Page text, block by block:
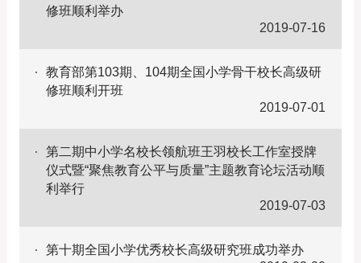
修班顺利举办
2019-07-16
教育部第103期、104期全国小学骨干校长高级研
修班顺利开班
2019-07-01
第二期中小学名校长领航班王羽校长工作室授牌
仪式暨“聚焦教育公平与质量”主题教育论坛活动顺
利举行
2019-07-03
第十期全国小学优秀校长高级研究班成功举办